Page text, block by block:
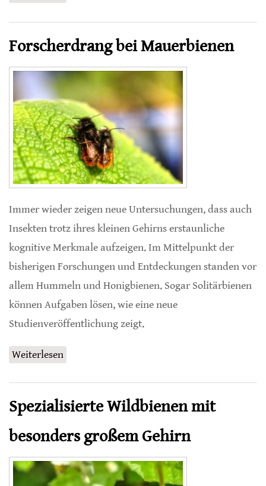
Forscherdrang bei Mauerbienen
Immer wieder zeigen neue Untersuchungen, dass auch
Insekten trotz ihres kleinen Gehirns erstaunliche
kognitive Merkmale aufzeigen. Im Mittelpunkt der
bisherigen Forschungen und Entdeckungen standen vor
allem Hummeln und Honigbienen. Sogar Solitärbienen
können Aufgaben lösen, wie eine neue
Studienveröffentlichung zeigt.
Weiterlesen
Spezialisierte Wildbienen mit
besonders großem Gehirn